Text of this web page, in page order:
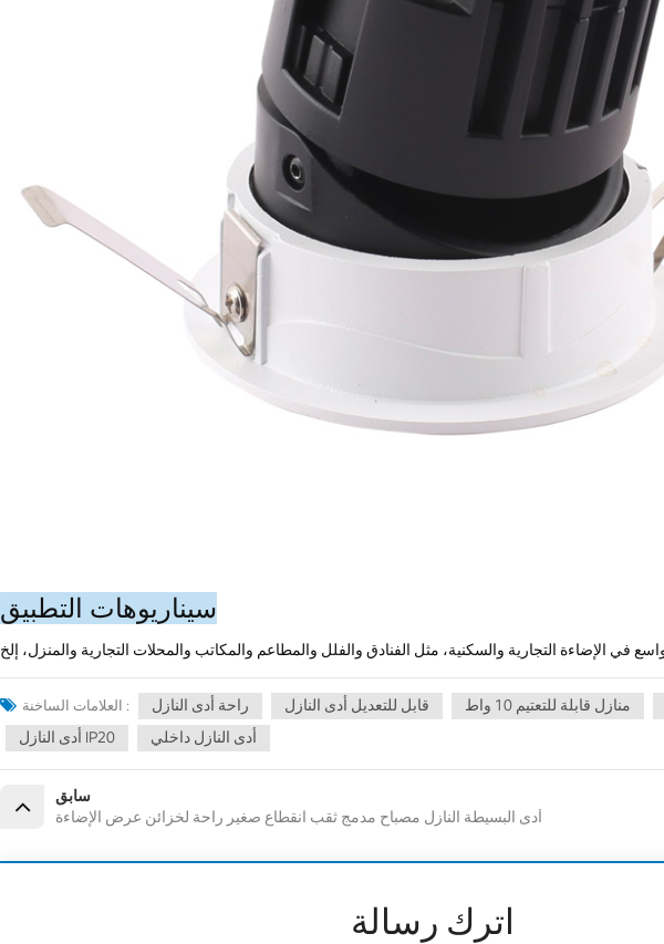
سيناريوهات التطبيق
العلامات الساخنة : راحة أدى النازل قابل للتعديل أدى النازل منازل قابلة للتعتيم 10 واط
أدى النازل IP20
أدى النازل داخلي
سابق
أدى البسيطة النازل مصباح مدمج ثقب انقطاع صغير راحة لخزائن عرض الإضاءة
اترك رسالة